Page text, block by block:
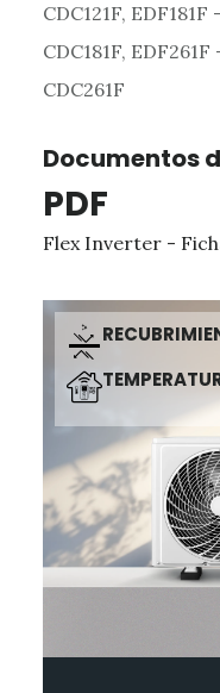
CDC121F, EDF181F
CDC181F, EDF261F
CDC261F
Documentos
PDF
Flex Inverter -